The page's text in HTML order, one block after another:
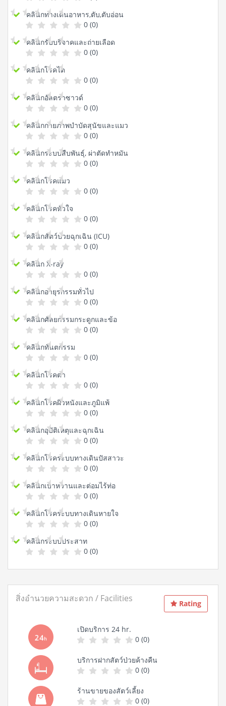
คลินิกทางเดินอาหาร,ตับ,ตับอ่อน
0 (0)
คลินิกรับบริจาคและถ่ายเลือด
0 (0)
คลินิกโรคไต
0 (0)
คลินิกอัลตราซาวด์
0 (0)
คลินิกกายภาพบำบัดสุนัขและแมว
0 (0)
คลินิกระบบสืบพันธุ์, ผ่าตัดทำหมัน
0 (0)
คลินิกโรคแมว
0 (0)
คลินิกโรคหัวใจ
0 (0)
คลินิกสัตว์ป่วยฉุกเฉิน (ICU)
0 (0)
คลินิก X-ray
0 (0)
คลินิกอายุรกรรมทั่วไป
0 (0)
คลินิกศัลยกรรมกระดูกและข้อ
0 (0)
คลินิกทันตกรรม
0 (0)
คลินิกโรคตา
0 (0)
คลินิกโรคผิวหนังและภูมิแพ้
0 (0)
คลินิกอุบัติเหตุและฉุกเฉิน
0 (0)
คลินิกโรคระบบทางเดินปัสสาวะ
0 (0)
คลินิกเบาหวานและต่อมไร้ท่อ
0 (0)
คลินิกโรคระบบทางเดินหายใจ
0 (0)
คลินิกระบบประสาท
0 (0)
Rating
สิ่งอำนวยความสะดวก / Facilities
เปิดบริการ 24 hr.
0 (0)
บริการฝากสัตว์ป่วยค้างคืน
0 (0)
ร้านขายของสัตว์เลี้ยง
0 (0)